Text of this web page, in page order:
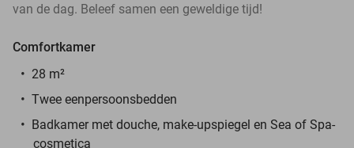
van de dag. Beleef samen een geweldige tijd!
Comfortkamer
28 m²
Twee eenpersoonsbedden
Badkamer met douche, make-upspiegel en Sea of Spa-
cosmetica